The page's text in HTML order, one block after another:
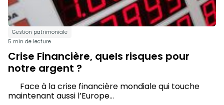
Gestion patrimoniale
5 min de lecture
Crise Financière, quels risques pour
notre argent ?
Face à la crise financière mondiale qui touche
maintenant aussi l’Europe...